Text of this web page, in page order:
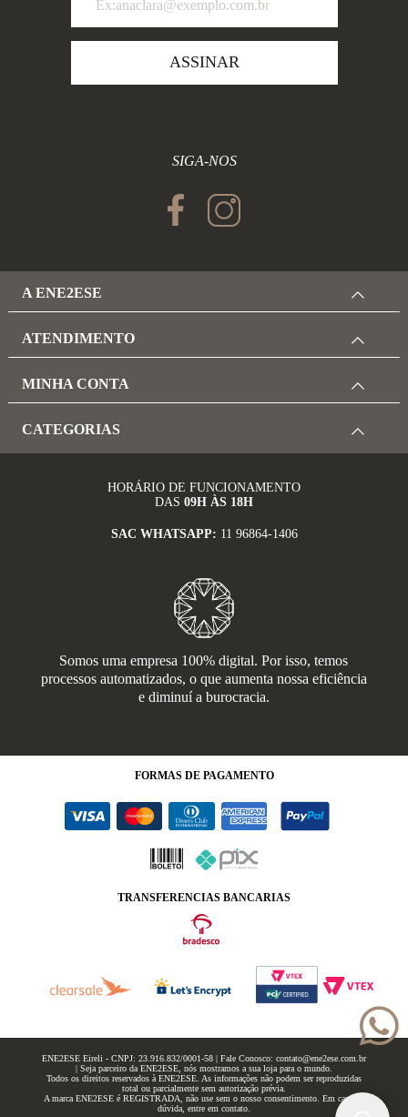
ASSINAR
SIGA-NOS
A ENE2ESE
ATENDIMENTO
MINHA CONTA
CATEGORIAS
HORÁRIO DE FUNCIONAMENTO
DAS 09H ÀS 18H
SAC WHATSAPP: 11 96864-1406
Somos uma empresa 100% digital. Por isso, temos
processos automatizados, o que aumenta nossa eficiência
e diminuí a burocracia.
FORMAS DE PAGAMENTO
TRANSFERENCIAS BANCARIAS
ENE2ESE Eireli - CNPJ: 23.916.832/0001-58 | Fale Conosco: contato@ene2ese.com.br
| Seja parceiro da ENE2ESE, nós mostramos a sua loja para o mundo.
Todos os direitos reservados à ENE2ESE. As informações não podem ser reproduzidas
total ou parcialmente sem autorização prévia.
A marca ENE2ESE é REGISTRADA, não use sem o nosso consentimento. Em caso de
dúvida, entre em contato.